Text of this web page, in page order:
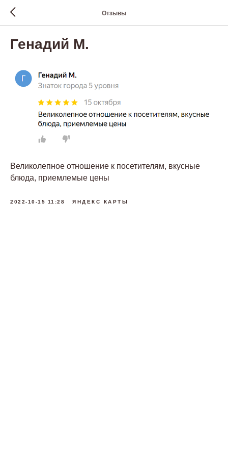
Отзывы
Генадий М.
Великолепное отношение к посетителям, вкусные
блюда, приемлемые цены
2022-10-15 11:28 ЯНДЕКС КАРТЫ